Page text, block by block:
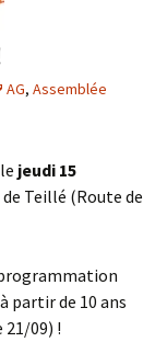
AG, Assemblée
jeudi 15
Teillé (Route de
partir de 10 ans
09) !